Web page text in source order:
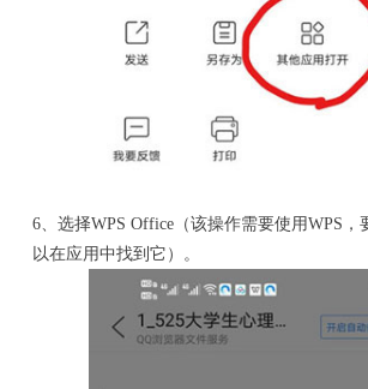
6、选择WPS Office（该操作需要使用WPS，
以在应用中找到它）。